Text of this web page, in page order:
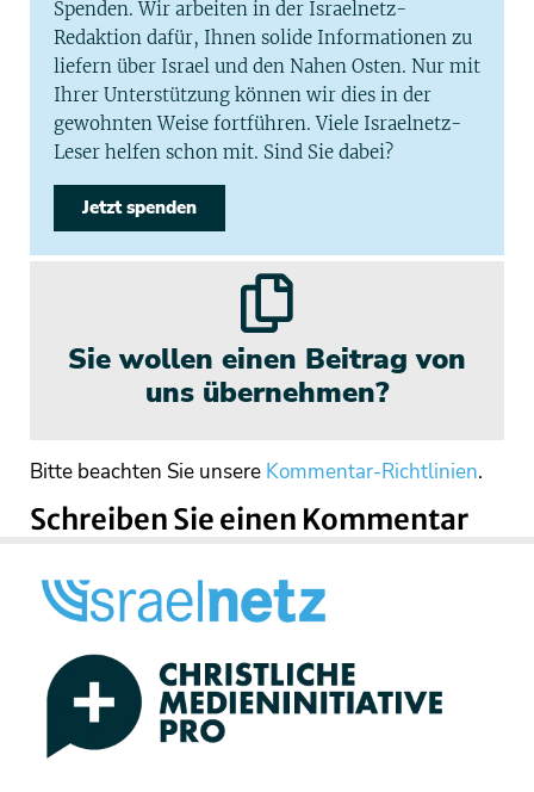
Spenden. Wir arbeiten in der Israelnetz-
Redaktion dafür, Ihnen solide Informationen zu
liefern über Israel und den Nahen Osten. Nur mit
Ihrer Unterstützung können wir dies in der
gewohnten Weise fortführen. Viele Israelnetz-
Leser helfen schon mit. Sind Sie dabei?
Jetzt spenden
Sie wollen einen Beitrag von
uns übernehmen?
Bitte beachten Sie unsere Kommentar-Richtlinien.
Schreiben Sie einen Kommentar